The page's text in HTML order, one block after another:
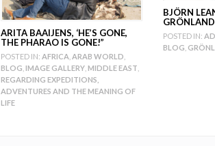
ARITA BAAIJENS, ‘HE’S GONE,
THE PHARAO IS GONE!”
POSTED IN: AFRICA ARAB WORLD
BLOG IMAGE GALLERY MIDDLE EAST
REGARDING EXPEDITIONS,
ADVENTURES AND THE MEANING OF
LIFE
BJÖRN
POSTED IN:
BLOG